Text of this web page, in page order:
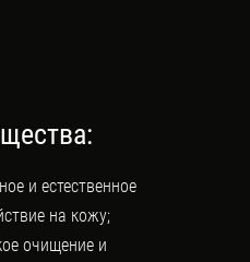
и естественное
на кожу;
очищение и